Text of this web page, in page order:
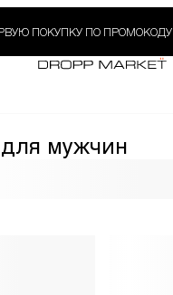
ПОКУПКУ ПО ПРОМОКОДУ
мужчин